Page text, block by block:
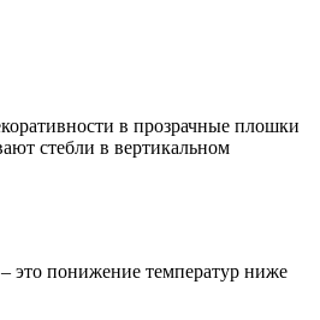
в прозрачные плошки
стебли в вертикальном
это понижение температур ниже